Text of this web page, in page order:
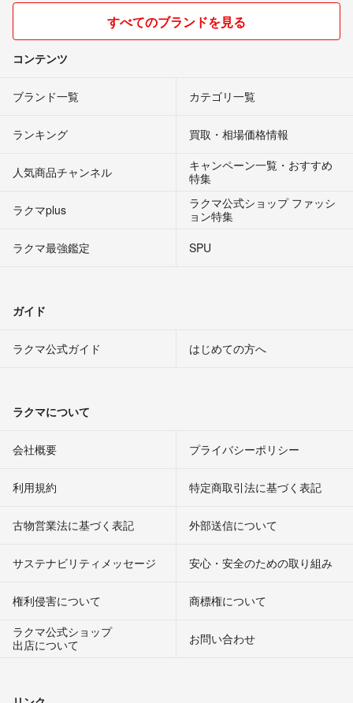
すべてのブランドを見る
コンテンツ
ブランド一覧 カテゴリ一覧
ランキング 買取・相場価格情報
人気商品チャンネル
キャンペーン一覧・おすすめ
特集
ラクマplus
ラクマ公式ショップ ファッシ
ョン特集
ラクマ最強鑑定
SPU
ガイド
ラクマ公式ガイド はじめての方へ
ラクマについて
会社概要 プライバシーポリシー
利用規約 特定商取引法に基づく表記
古物営業法に基づく表記 外部送信について
サステナビリティメッセージ 安心・安全のための取り組み
権利侵害について
商標権について
ラクマ公式ショップ
出店について
お問い合わせ